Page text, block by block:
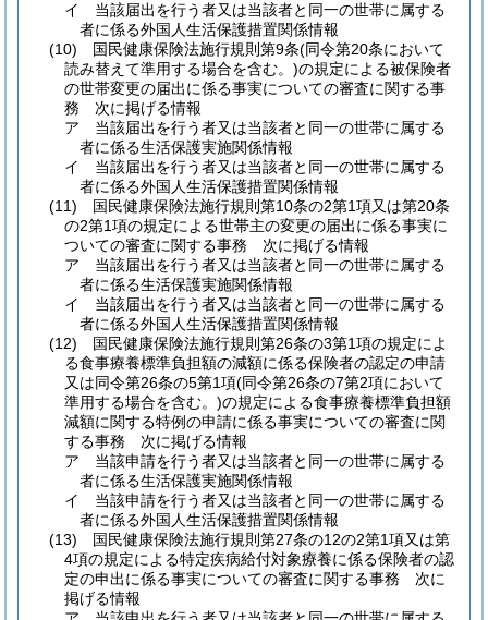
イ
当該届出を行う者又は当該者と同一の世帯に属する
者に係る外国人生活保護措置関係情報
(10)
国民健康保険法施行規則第9条(同令第20条において
読み替えて準用する場合を含む。)の規定による被保険者
の世帯変更の届出に係る事実についての審査に関する事
務 次に掲げる情報
ア
当該届出を行う者又は当該者と同一の世帯に属する
者に係る生活保護実施関係情報
イ
当該届出を行う者又は当該者と同一の世帯に属する
者に係る外国人生活保護措置関係情報
(11)
国民健康保険法施行規則第10条の2第1項又は第20条
の2第1項の規定による世帯主の変更の届出に係る事実に
ついての審査に関する事務 次に掲げる情報
ア
当該届出を行う者又は当該者と同一の世帯に属する
者に係る生活保護実施関係情報
イ
当該届出を行う者又は当該者と同一の世帯に属する
者に係る外国人生活保護措置関係情報
(12)
国民健康保険法施行規則第26条の3第1項の規定によ
る食事療養標準負担額の減額に係る保険者の認定の申請
又は同令第26条の5第1項(同令第26条の7第2項において
準用する場合を含む。)の規定による食事療養標準負担額
減額に関する特例の申請に係る事実についての審査に関
する事務 次に掲げる情報
ア
当該申請を行う者又は当該者と同一の世帯に属する
者に係る生活保護実施関係情報
イ
当該申請を行う者又は当該者と同一の世帯に属する
者に係る外国人生活保護措置関係情報
(13)
国民健康保険法施行規則第27条の12の2第1項又は第
4項の規定による特定疾病給付対象療養に係る保険者の認
定の申出に係る事実についての審査に関する事務 次に
掲げる情報